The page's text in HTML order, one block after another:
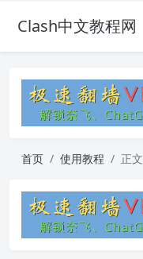
Clash中文教程网
首页 使用教程 正文